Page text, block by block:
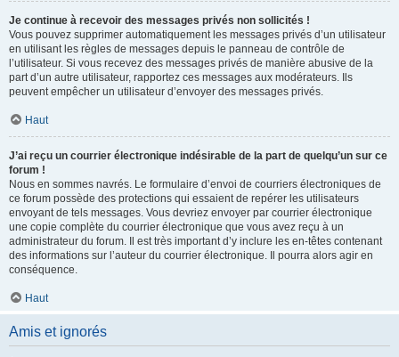
Je continue à recevoir des messages privés non sollicités !
Vous pouvez supprimer automatiquement les messages privés d’un utilisateur
en utilisant les règles de messages depuis le panneau de contrôle de
l’utilisateur. Si vous recevez des messages privés de manière abusive de la
part d’un autre utilisateur, rapportez ces messages aux modérateurs. Ils
peuvent empêcher un utilisateur d’envoyer des messages privés.
Haut
J’ai reçu un courrier électronique indésirable de la part de quelqu’un sur ce
forum !
Nous en sommes navrés. Le formulaire d’envoi de courriers électroniques de
ce forum possède des protections qui essaient de repérer les utilisateurs
envoyant de tels messages. Vous devriez envoyer par courrier électronique
une copie complète du courrier électronique que vous avez reçu à un
administrateur du forum. Il est très important d’y inclure les en-têtes contenant
des informations sur l’auteur du courrier électronique. Il pourra alors agir en
conséquence.
Haut
Amis et ignorés